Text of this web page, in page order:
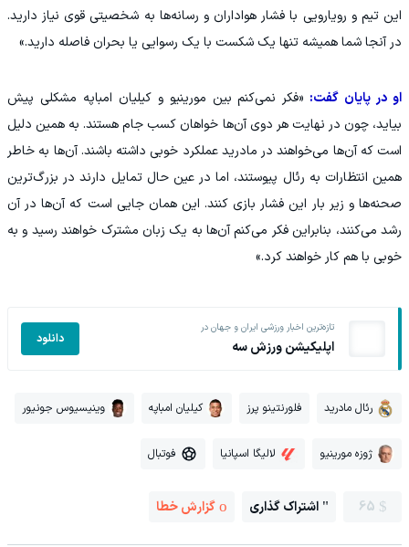
این تیم و رویارویی با فشار هواداران و رسانه‌ها به شخصیتی قوی نیاز دارید.
در آنجا شما همیشه تنها یک شکست با یک رسوایی یا بحران فاصله دارید.»
او در پایان گفت: «فکر نمی‌کنم بین مورینیو و کیلیان امباپه مشکلی پیش
بیاید، چون در نهایت هر دوی آن‌ها خواهان کسب جام هستند. به همین دلیل
است که آن‌ها می‌خواهند در مادرید عملکرد خوبی داشته باشند. آن‌ها به خاطر
همین انتظارات به رئال پیوستند، اما در عین حال تمایل دارند در بزرگ‌ترین
صحنه‌ها و زیر بار این فشار بازی کنند. این همان جایی است که آن‌ها در آن
رشد می‌کنند، بنابراین فکر می‌کنم آن‌ها به یک زبان مشترک خواهند رسید و به
خوبی با هم کار خواهند کرد.»
تازه‌ترین اخبار ورزشی ایران و جهان در
اپلیکیشن ورزش سه دانلود
رئال مادرید فلورنتینو پرز کیلیان امباپه وینیسیوس جونیور
ژوزه مورینیو لالیگا اسپانیا فوتبال
65 اشتراک گذاری گزارش خطا